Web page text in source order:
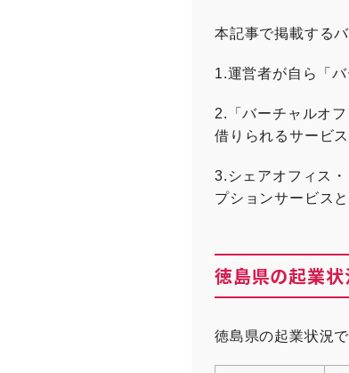
本記事で掲載する
1.運営者が自ら「
2.「バーチャルオ
借りられるサービ
3.シェアオフィス
プションサービス
徳島県の起業状
徳島県の起業状況